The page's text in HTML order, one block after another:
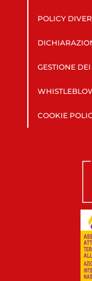
POLICY
GESTIONE
COOKIE